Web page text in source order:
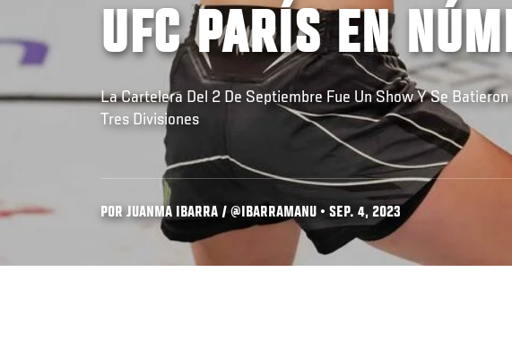
UFC PARÍS EN
La Cartelera Del 2 De Septiembre Fue Un Show Y Se Batieron
Tres Divisiones
POR JUANMA IBARRA / @IBARRAMANU • SEP. 4, 2023